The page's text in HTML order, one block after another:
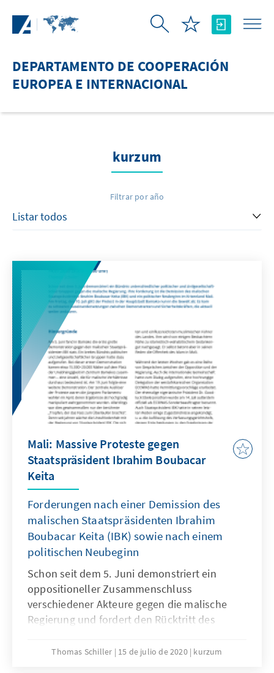
DEPARTAMENTO DE COOPERACIÓN
EUROPEA E INTERNACIONAL
kurzum
Filtrar por año
Mali: Massive Proteste gegen
Staatspräsident Ibrahim Boubacar
Keita
Forderungen nach einer Demission des
malischen Staatspräsidenten Ibrahim
Boubacar Keita (IBK) sowie nach einem
politischen Neubeginn
Schon seit dem 5. Juni demonstriert ein
oppositioneller Zusammenschluss
verschiedener Akteure gegen die malische
Regierung und fordert den Rücktritt des
und einen politischen Neubeginn im
Thomas Schiller 15 de julio de 2020 kurzum